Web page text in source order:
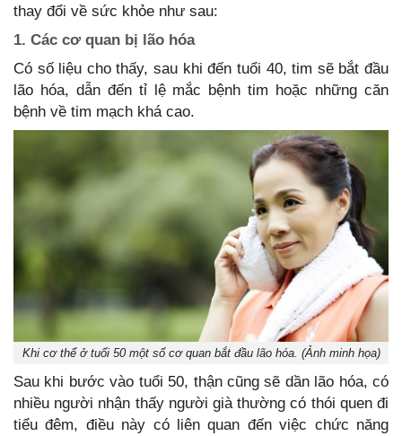
thay đổi về sức khỏe như sau:
1. Các cơ quan bị lão hóa
Có số liệu cho thấy, sau khi đến tuổi 40, tim sẽ bắt đầu
lão hóa, dẫn đến tỉ lệ mắc bệnh tim hoặc những căn
bệnh về tim mạch khá cao.
Khi cơ thể ở tuổi 50 một số cơ quan bắt đầu lão hóa. (Ảnh minh họa)
Sau khi bước vào tuổi 50, thận cũng sẽ dần lão hóa, có
nhiều người nhận thấy người già thường có thói quen đi
tiểu đêm, điều này có liên quan đến việc chức năng